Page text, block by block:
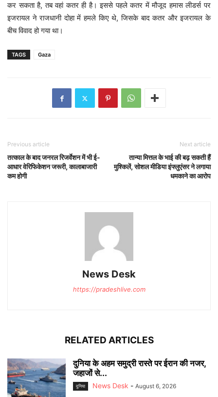
कर सकता है, तब वहां कतर ही है। इससे पहले कतर में मौजूद हमास लीडर्स पर
इजरायल ने राजधानी दोहा में हमले किए थे, जिसके बाद कतर और इजरायल के
बीच विवाद हो गया था।
TAGS Gaza
Previous article
तत्काल के बाद जनरल रिजर्वेशन में भी ई-
आधार वेरिफिकेशन जरूरी, कालाबाजारी
कम होगी
Next article
तान्या मित्तल के भाई की बढ़ सकती हैं
मुश्किलें, सोशल मीडिया इंफ्लुएंसर ने लगाया
धमकाने का आरोप
News Desk
https://pradeshlive.com
RELATED ARTICLES
दुनिया के अहम समुद्री रास्ते पर ईरान की नजर,
जहाजों से...
दुनिया News Desk - August 6, 2026